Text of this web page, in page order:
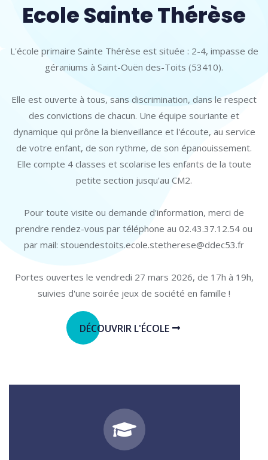
Ecole Sainte Thérèse
L'école primaire Sainte Thérèse est située : 2-4, impasse de
géraniums à Saint-Ouën des-Toits (53410).
Elle est ouverte à tous, sans discrimination, dans le respect
des convictions de chacun. Une équipe souriante et
dynamique qui prône la bienveillance et l'écoute, au service
de votre enfant, de son rythme, de son épanouissement.
Elle compte 4 classes et scolarise les enfants de la toute
petite section jusqu'au CM2.
Pour toute visite ou demande d'information, merci de
prendre rendez-vous par téléphone au 02.43.37.12.54 ou
par mail: stouendestoits.ecole.stetherese@ddec53.fr
Portes ouvertes le vendredi 27 mars 2026, de 17h à 19h,
suivies d'une soirée jeux de société en famille !
DÉCOUVRIR L'ÉCOLE